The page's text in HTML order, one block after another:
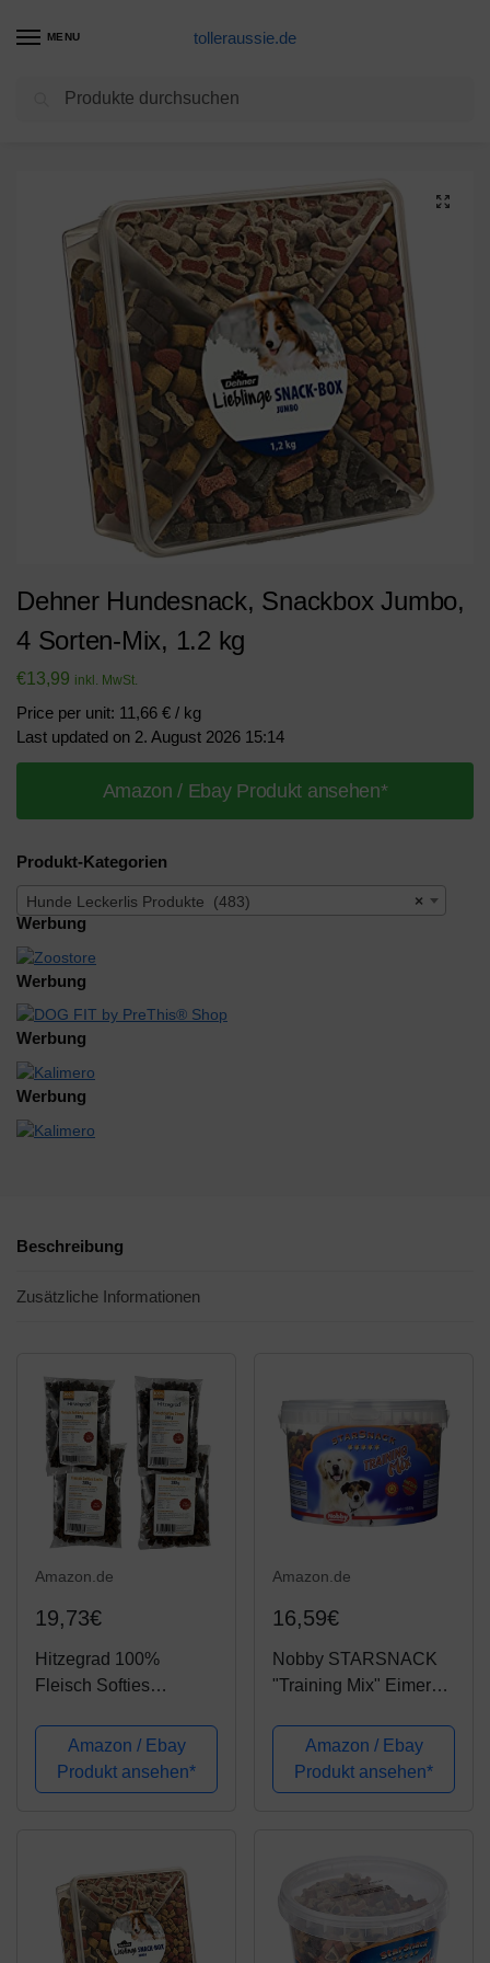
MENU tolleraussie.de
Hunde Leckerlis Produkte / Dehner Hundesnack, Snackbox Jumbo, 4 Sorten-Mix, 1.2 kg
Dehner Hundesnack, Snackbox Jumbo,
4 Sorten-Mix, 1.2 kg
€13,99 inkl. MwSt.
Price per unit: 11,66 € / kg
Last updated on 2. August 2026 15:14
Amazon / Ebay Produkt ansehen*
Produkt-Kategorien
×
Hunde Leckerlis Produkte (483)
Werbung
Werbung
Werbung
Werbung
Beschreibung
Zusätzliche Informationen
Amazon.de
19,73€
Hitzegrad 100%
Fleisch Softies
Trainingsleckerli für
Hunde 4er Pack (4x
200g) 200g Kaninchen,
Amazon / Ebay
Produkt ansehen*
Amazon.de
16,59€
Nobby STARSNACK
"Training Mix" Eimer
Amazon / Ebay
Produkt ansehen*